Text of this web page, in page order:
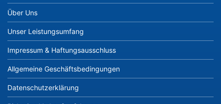
Über Uns
Unser Leistungsumfang
Impressum & Haftungsausschluss
Allgemeine Geschäftsbedingungen
Datenschutzerklärung